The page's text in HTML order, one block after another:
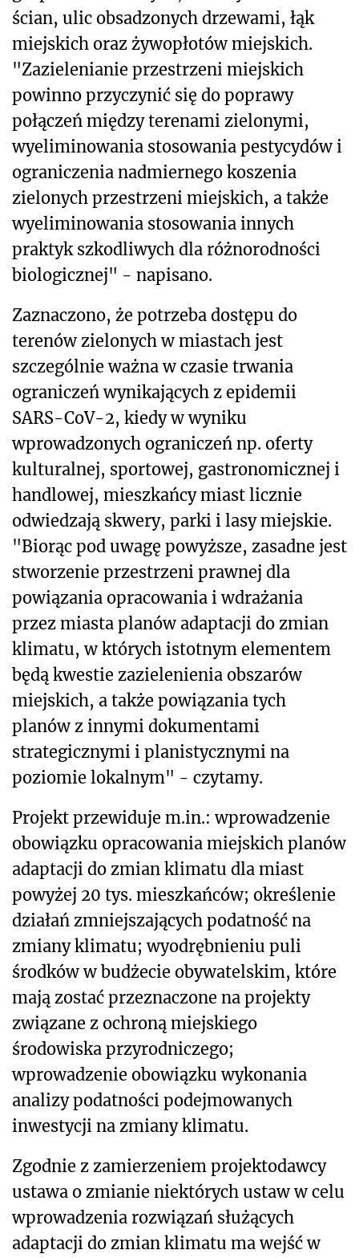
ścian, ulic obsadzonych drzewami, łąk
miejskich oraz żywopłotów miejskich.
"Zazielenianie przestrzeni miejskich
powinno przyczynić się do poprawy
połączeń między terenami zielonymi,
wyeliminowania stosowania pestycydów i
ograniczenia nadmiernego koszenia
zielonych przestrzeni miejskich, a także
wyeliminowania stosowania innych
praktyk szkodliwych dla różnorodności
biologicznej" - napisano.
Zaznaczono, że potrzeba dostępu do
terenów zielonych w miastach jest
szczególnie ważna w czasie trwania
ograniczeń wynikających z epidemii
SARS-CoV-2, kiedy w wyniku
wprowadzonych ograniczeń np. oferty
kulturalnej, sportowej, gastronomicznej i
handlowej, mieszkańcy miast licznie
odwiedzają skwery, parki i lasy miejskie.
"Biorąc pod uwagę powyższe, zasadne jest
stworzenie przestrzeni prawnej dla
powiązania opracowania i wdrażania
przez miasta planów adaptacji do zmian
klimatu, w których istotnym elementem
będą kwestie zazielenienia obszarów
miejskich, a także powiązania tych
planów z innymi dokumentami
strategicznymi i planistycznymi na
poziomie lokalnym" - czytamy.
Projekt przewiduje m.in.: wprowadzenie
obowiązku opracowania miejskich planów
adaptacji do zmian klimatu dla miast
powyżej 20 tys. mieszkańców; określenie
działań zmniejszających podatność na
zmiany klimatu; wyodrębnieniu puli
środków w budżecie obywatelskim, które
mają zostać przeznaczone na projekty
związane z ochroną miejskiego
środowiska przyrodniczego;
wprowadzenie obowiązku wykonania
analizy podatności podejmowanych
inwestycji na zmiany klimatu.
Zgodnie z zamierzeniem projektodawcy
ustawa o zmianie niektórych ustaw w celu
wprowadzenia rozwiązań służących
adaptacji do zmian klimatu ma wejść w